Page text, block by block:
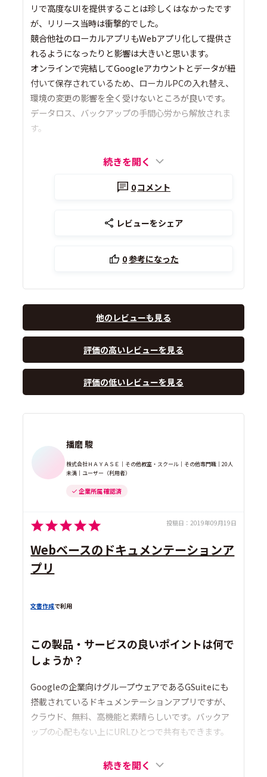
リで高度なUIを提供することは珍しくはなかったです
が、リリース当時は衝撃的でした。
競合他社のローカルアプリもWebアプリ化して提供さ
れるようになったりと影響は大きいと思います。
オンラインで完結してGoogleアカウントとデータが紐
付いて保存されているため、ローカルPCの入れ替え、
環境の変更の影響を全く受けないところが良いです。
データロス、バックアップの手間心労から解放されま
す。
続きを開く
0コメント
レビューをシェア
0参考になった
他のレビューも見る
評価の高いレビューを見る
評価の低いレビューを見る
播磨 駿
株式会社ＨＡＹＡＳＥ｜その他教室・スクール｜その他専門職｜20人
未満｜ユーザー（利用者）
企業所属 確認済
投稿日： 2019年09月19日
Webベースのドキュメンテーションア
プリ
文書作成で利用
この製品・サービスの良いポイントは何で
しょうか？
Googleの企業向けグループウェアであるGSuiteにも
搭載されているドキュメンテーションアプリですが、
クラウド、無料、高機能と素晴らしいです。バックア
ップの心配もない上にURLひとつで共有もできます。
続きを開く